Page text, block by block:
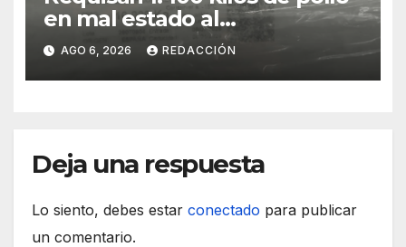
en mal estado al
transportarse sin refrigerar
AGO 6, 2026 REDACCIÓN
Deja una respuesta
Lo siento, debes estar conectado para publicar
un comentario.